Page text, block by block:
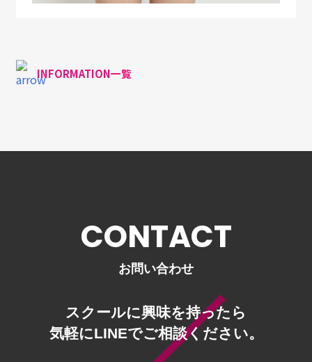
INFORMATION一覧
CONTACT
お問い合わせ
スクールに興味を持ったら
気軽にLINEでご相談ください。